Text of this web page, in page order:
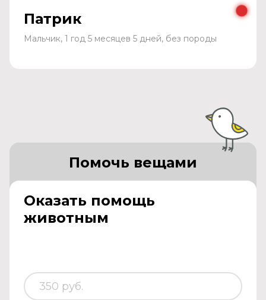
Патрик
Мальчик, 1 год 5 месяцев 5 дней, без породы
Оказать помощь
животным
Помочь вещами